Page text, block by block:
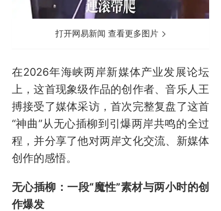
打开网易新闻 查看更多图片
在2026年海峡两岸新媒体产业发展论坛
上，这首现象级作品的创作者、音乐人王
搏接受了媒体采访，首次完整复盘了这首
“神曲”从无心插柳到引爆两岸共鸣的全过
程，并分享了他对两岸文化交流、新媒体
创作的感悟。
无心插柳：一段“魔性”素材与两小时的创
作爆发